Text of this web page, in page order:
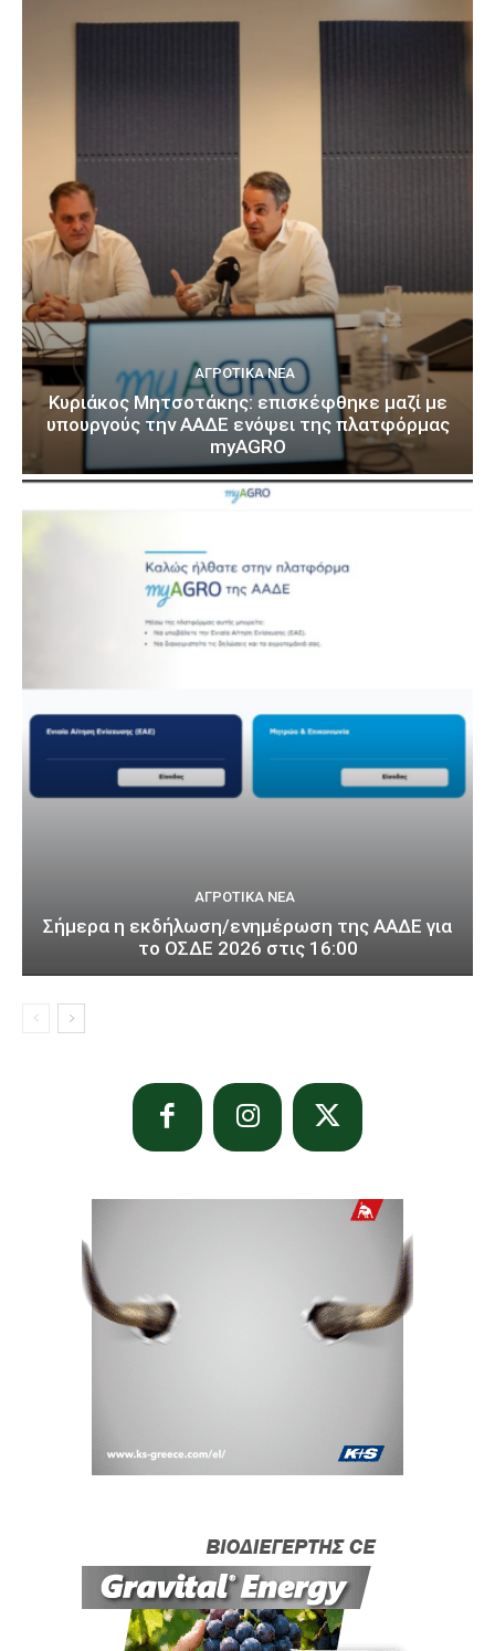
ΑΓΡΟΤΙΚΆ ΝΈΑ
Κυριάκος Μητσοτάκης: επισκέφθηκε μαζί με
υπουργούς την ΑΑΔΕ ενόψει της πλατφόρμας
myAGRO
ΑΓΡΟΤΙΚΆ ΝΈΑ
Σήμερα η εκδήλωση/ενημέρωση της ΑΑΔΕ για
το ΟΣΔΕ 2026 στις 16:00